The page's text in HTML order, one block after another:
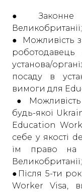
●
Великобританії;
● Можливість
роботодавець
установа/
посаду в
вимоги для
● Можливість
будь-якої
Education
себе у якості
їм право на
Великобританії;
●Після 5-ти
Worker Visa,